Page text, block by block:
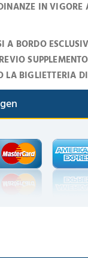
IN VIGORE
A BORDO
LA BIGLIETTERIA
NEWSLETTER
adipiscing elit.
ligula eget
Show This